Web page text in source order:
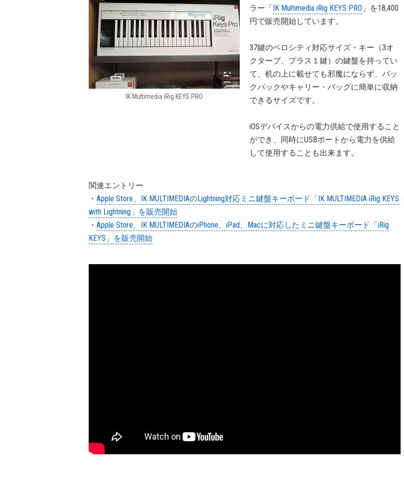
IK Multimedia iRig KEYS PRO
ラー「IK Multimedia iRig KEYS PRO 」を18,400
円で販売開始しています。
37鍵のベロシティ対応サイズ・キー（3オ
クターブ、プラス１鍵）の鍵盤を持ってい
て、机の上に載せても邪魔にならず、バッ
クパックやキャリー・バッグに簡単に収納
できるサイズです。
iOSデバイスからの電力供給で使用すること
ができ、同時にUSBポートから電力を供給
して使用することも出来ます。
関連エントリー
・ Apple Store、IK MULTIMEDIAのLightning対応ミニ鍵盤キーボード「IK MULTIMEDIA iRig KEYS
with Lightning」を販売開始
・ Apple Store、IK MULTIMEDIAのiPhone、iPad、Macに対応したミニ鍵盤キーボード「iRig
KEYS」を販売開始